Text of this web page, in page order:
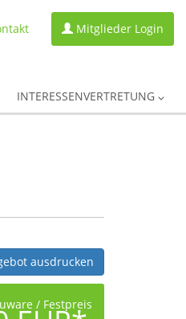
Mitglieder Login
INTERESSENVERTRETUNG
ausdrucken
/ Festpreis